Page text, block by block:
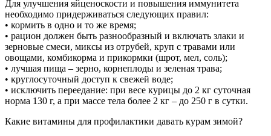
Для улучшения яйценоскости и повышения иммунитета
необходимо придерживаться следующих правил:
• кормить в одно и то же время;
• рацион должен быть разнообразный и включать злаки и
зерновые смеси, миксы из отрубей, круп с травами или
овощами, комбикорма и прикормки (шрот, мел, соль);
• лучшая пища – зерно, корнеплоды и зеленая трава;
• круглосуточный доступ к свежей воде;
• исключить переедание: при весе курицы до 2 кг суточная
норма 130 г, а при массе тела более 2 кг – до 250 г в сутки.
Какие витамины для профилактики давать курам зимой?